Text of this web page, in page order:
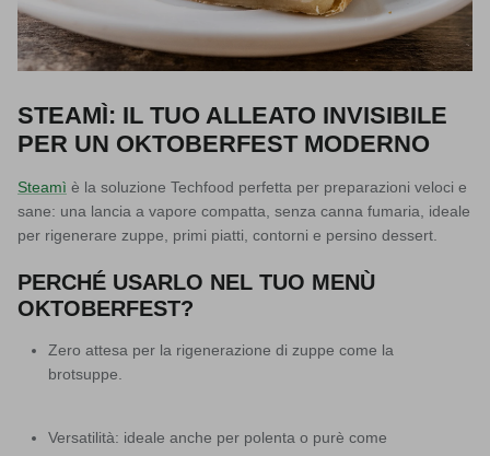
STEAMÌ: IL TUO ALLEATO INVISIBILE
PER UN OKTOBERFEST MODERNO
Steamì è la soluzione Techfood perfetta per preparazioni veloci e
sane: una lancia a vapore compatta , senza canna fumaria, ideale
per rigenerare zuppe, primi piatti, contorni e persino dessert.
PERCHÉ USARLO NEL TUO MENÙ
OKTOBERFEST?
Zero attesa per la rigenerazione di zuppe come la
brotsuppe.
Versatilità: ideale anche per polenta o purè come